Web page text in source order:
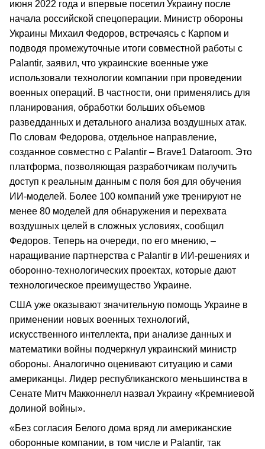
июня 2022 года и впервые посетил Украину после
начала российской спецоперации. Министр обороны
Украины Михаил Федоров, встречаясь с Карпом и
подводя промежуточные итоги совместной работы с
Palantir, заявил, что украинские военные уже
использовали технологии компании при проведении
военных операций. В частности, они применялись для
планирования, обработки больших объемов
разведданных и детального анализа воздушных атак.
По словам Федорова, отдельное направление,
созданное совместно с Palantir – Brave1 Dataroom. Это
платформа, позволяющая разработчикам получить
доступ к реальным данным с поля боя для обучения
ИИ-моделей. Более 100 компаний уже тренируют не
менее 80 моделей для обнаружения и перехвата
воздушных целей в сложных условиях, сообщил
Федоров. Теперь на очереди, по его мнению, –
наращивание партнерства с Palantir в ИИ-решениях и
оборонно-технологических проектах, которые дают
технологическое преимущество Украине.
США уже оказывают значительную помощь Украине в
применении новых военных технологий,
искусственного интеллекта, при анализе данных и
математики войны подчеркнул украинский министр
обороны. Аналогично оценивают ситуацию и сами
американцы. Лидер республиканского меньшинства в
Сенате Митч Макконнелл назвал Украину «Кремниевой
долиной войны».
«Без согласия Белого дома вряд ли американские
оборонные компании, в том числе и Palantir, так